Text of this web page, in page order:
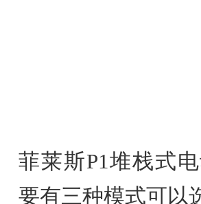
菲莱斯P1堆栈式
要有三种模式可以